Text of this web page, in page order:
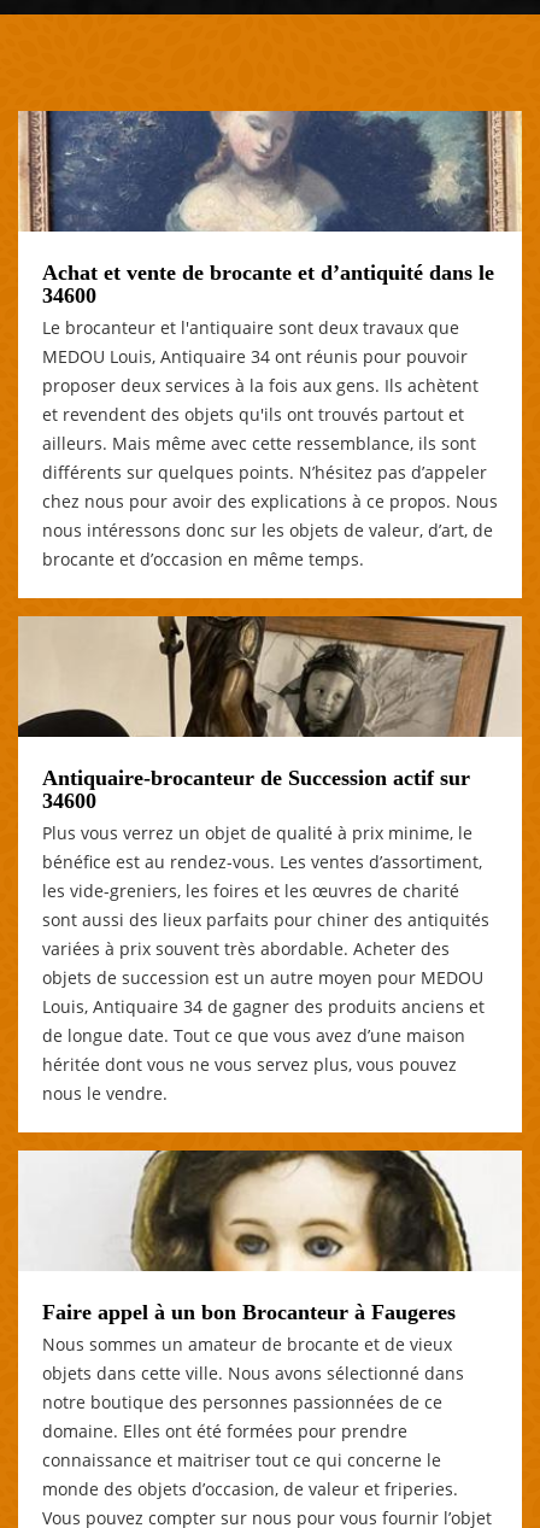
Achat et vente de brocante et d’antiquité dans le
34600
Le brocanteur et l'antiquaire sont deux travaux que
MEDOU Louis, Antiquaire 34 ont réunis pour pouvoir
proposer deux services à la fois aux gens. Ils achètent
et revendent des objets qu'ils ont trouvés partout et
ailleurs. Mais même avec cette ressemblance, ils sont
différents sur quelques points. N’hésitez pas d’appeler
chez nous pour avoir des explications à ce propos. Nous
nous intéressons donc sur les objets de valeur, d’art, de
brocante et d’occasion en même temps.
Antiquaire-brocanteur de Succession actif sur
34600
Plus vous verrez un objet de qualité à prix minime, le
bénéfice est au rendez-vous. Les ventes d’assortiment,
les vide-greniers, les foires et les œuvres de charité
sont aussi des lieux parfaits pour chiner des antiquités
variées à prix souvent très abordable. Acheter des
objets de succession est un autre moyen pour MEDOU
Louis, Antiquaire 34 de gagner des produits anciens et
de longue date. Tout ce que vous avez d’une maison
héritée dont vous ne vous servez plus, vous pouvez
nous le vendre.
Faire appel à un bon Brocanteur à Faugeres
Nous sommes un amateur de brocante et de vieux
objets dans cette ville. Nous avons sélectionné dans
notre boutique des personnes passionnées de ce
domaine. Elles ont été formées pour prendre
connaissance et maitriser tout ce qui concerne le
monde des objets d’occasion, de valeur et friperies.
Vous pouvez compter sur nous pour vous fournir l’objet